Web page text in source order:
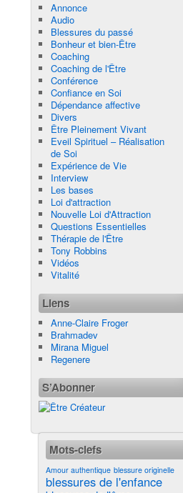
Annonce
Audio
Blessures du passé
Bonheur et bien-Être
Coaching
Coaching de l'Être
Conférence
Confiance en Soi
Dépendance affective
Divers
Être Pleinement Vivant
Eveil Spirituel – Réalisation
de Soi
Expérience de Vie
Interview
Les bases
Loi d'attraction
Nouvelle Loi d'Attraction
Questions Essentielles
Thérapie de l'Être
Tony Robbins
Vidéos
Vitalité
Liens
Anne-Claire Froger
Brahmadev
Mirana Miguel
Regenere
S’Abonner
Mots-clefs
Amour authentique blessure originelle
blessures de l'enfance